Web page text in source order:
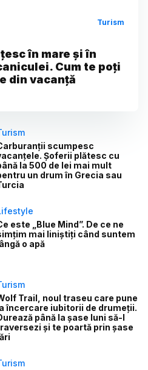
Turism
în mare și în
Cum te poți
din vacanță
scumpesc
Șoferii plătesc cu
la 500 de lei mai mult
un drum în Grecia sau
este „Blue Mind”. De ce ne
mai liniștiți când suntem
lângă o apă
Trail, noul traseu care pune
încercare iubitorii de drumeții.
până la șase luni să-l
și te poartă prin șase